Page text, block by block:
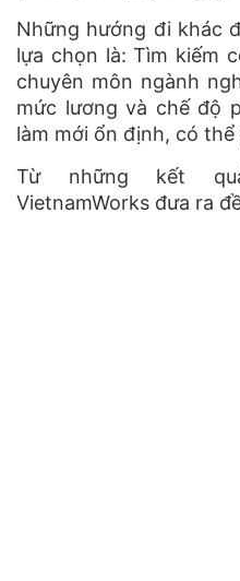
Những hướng đi khác
lựa chọn là: Tìm kiếm
chuyên môn ngành
mức lương và chế độ
làm mới ổn định, có
Từ những kết
VietnamWorks đưa ra